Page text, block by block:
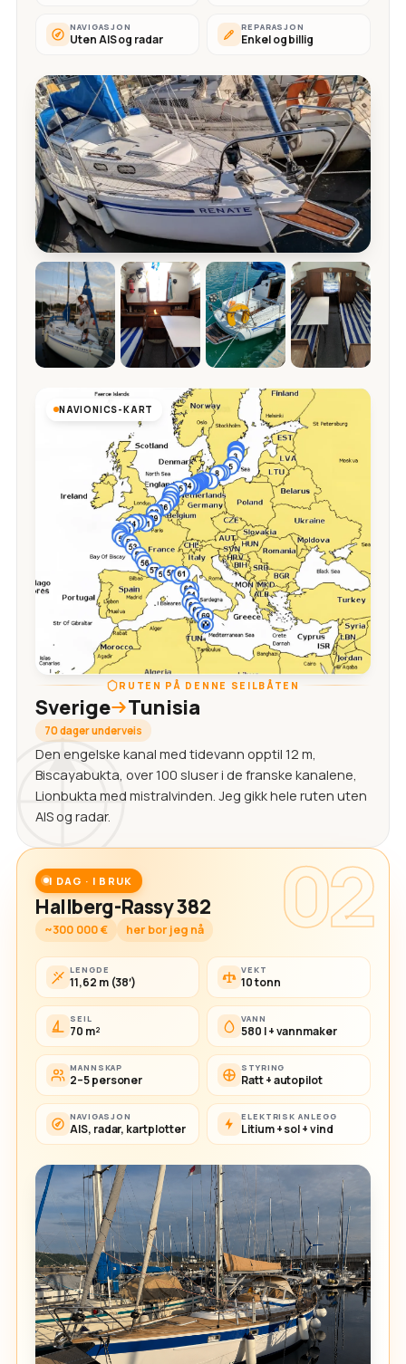
NAVIGASJON
Uten AIS og radar
REPARASJON
Enkel og billig
NAVIONICS-KART
RUTEN PÅ DENNE SEILBÅTEN
Sverige Tunisia
70 dager underveis
Den engelske kanal med tidevann opptil 12 m,
Biscayabukta, over 100 sluser i de franske kanalene,
Lionbukta med mistralvinden. Jeg gikk hele ruten uten
AIS og radar.
02
I DAG · I BRUK
Hallberg-Rassy 382
~300 000 € her bor jeg nå
LENGDE
11,62 m (38′)
VEKT
10 tonn
SEIL
70 m²
VANN
580 l + vannmaker
MANNSKAP
2–5 personer
STYRING
Ratt + autopilot
NAVIGASJON
AIS, radar, kartplotter
ELEKTRISK ANLEGG
Litium + sol + vind